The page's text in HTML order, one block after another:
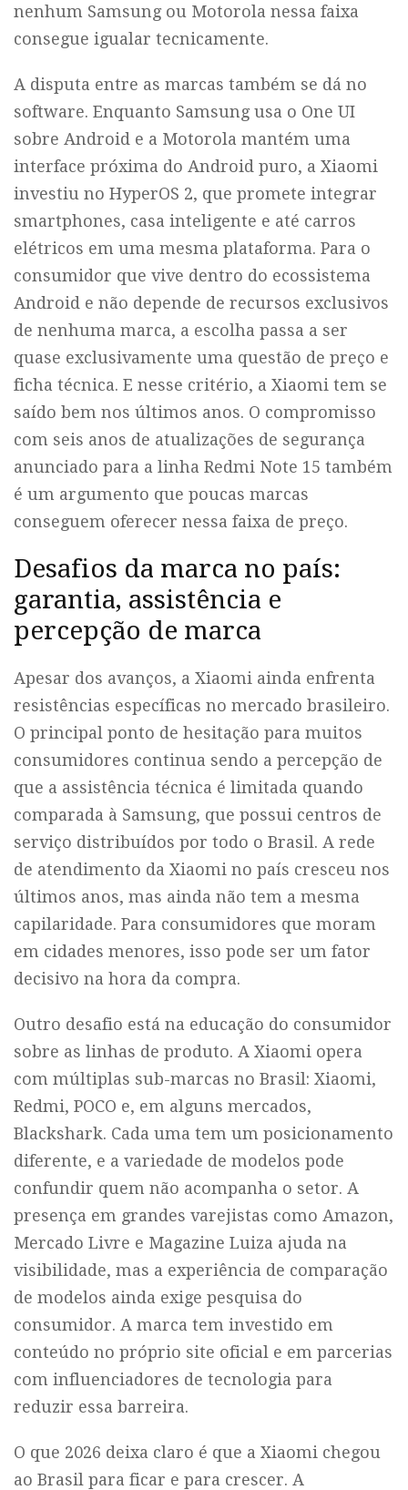
nenhum Samsung ou Motorola nessa faixa
consegue igualar tecnicamente.
A disputa entre as marcas também se dá no
software. Enquanto Samsung usa o One UI
sobre Android e a Motorola mantém uma
interface próxima do Android puro, a Xiaomi
investiu no HyperOS 2, que promete integrar
smartphones, casa inteligente e até carros
elétricos em uma mesma plataforma. Para o
consumidor que vive dentro do ecossistema
Android e não depende de recursos exclusivos
de nenhuma marca, a escolha passa a ser
quase exclusivamente uma questão de preço e
ficha técnica. E nesse critério, a Xiaomi tem se
saído bem nos últimos anos. O compromisso
com seis anos de atualizações de segurança
anunciado para a linha Redmi Note 15 também
é um argumento que poucas marcas
conseguem oferecer nessa faixa de preço.
Desafios da marca no país:
garantia, assistência e
percepção de marca
Apesar dos avanços, a Xiaomi ainda enfrenta
resistências específicas no mercado brasileiro.
O principal ponto de hesitação para muitos
consumidores continua sendo a percepção de
que a assistência técnica é limitada quando
comparada à Samsung, que possui centros de
serviço distribuídos por todo o Brasil. A rede
de atendimento da Xiaomi no país cresceu nos
últimos anos, mas ainda não tem a mesma
capilaridade. Para consumidores que moram
em cidades menores, isso pode ser um fator
decisivo na hora da compra.
Outro desafio está na educação do consumidor
sobre as linhas de produto. A Xiaomi opera
com múltiplas sub-marcas no Brasil: Xiaomi,
Redmi, POCO e, em alguns mercados,
Blackshark. Cada uma tem um posicionamento
diferente, e a variedade de modelos pode
confundir quem não acompanha o setor. A
presença em grandes varejistas como Amazon,
Mercado Livre e Magazine Luiza ajuda na
visibilidade, mas a experiência de comparação
de modelos ainda exige pesquisa do
consumidor. A marca tem investido em
conteúdo no próprio site oficial e em parcerias
com influenciadores de tecnologia para
reduzir essa barreira.
O que 2026 deixa claro é que a Xiaomi chegou
ao Brasil para ficar e para crescer. A